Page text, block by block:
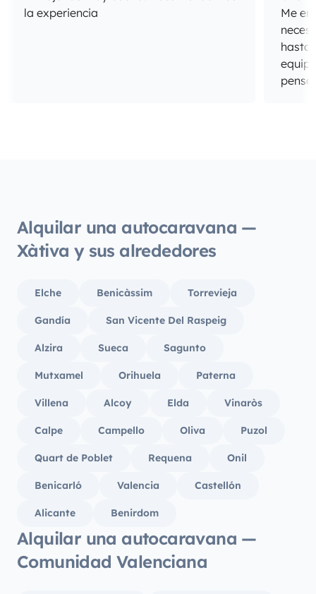
la experiencia
Me
hasta
Alquilar una autocaravana —
Xàtiva y sus alrededores
Elche Benicàssim Torrevieja
Gandía San Vicente Del Raspeig
Alzira Sueca Sagunto
Mutxamel Orihuela Paterna
Villena Alcoy Elda Vinaròs
Calpe Campello Oliva Puzol
Quart de Poblet Requena Onil
Benicarló Valencia Castellón
Alicante Benirdom
Alquilar una autocaravana —
Comunidad Valenciana